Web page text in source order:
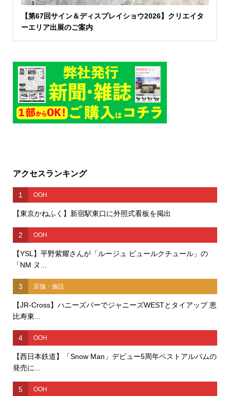
【第67回サイン＆ディスプレイショウ2026】クリエイタ
ーエリア出展のご案内
アクセスランキング
1 OOH
【東京かねふく】新宿駅東口に外照式看板を掲出
2 OOH
【YSL】平野紫耀さんが「ルージュ ピュールクチュール」の
「NM ヌ...
3 店舗・施設
【JR-Cross】ハニーズバーでジャニーズWESTとタイアップ 恵
比寿東...
4 OOH
【西日本鉄道】「Snow Man」デビュー5周年ベストアルバムの
発売に...
5 OOH